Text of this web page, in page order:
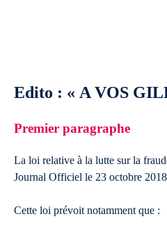
Edito : « A VOS
Premier paragraphe
La loi relative à la lutte sur la
Journal Officiel le 23 octobre
Cette loi prévoit notamment que :